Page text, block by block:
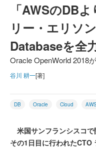
「AWSのDB
リー・エリソ
Databaseを全
Oracle OpenWorld 2018
谷川 耕一[著]
DB Oracle Cloud
米国サンフランシスコ
その1日目に行われたCTO